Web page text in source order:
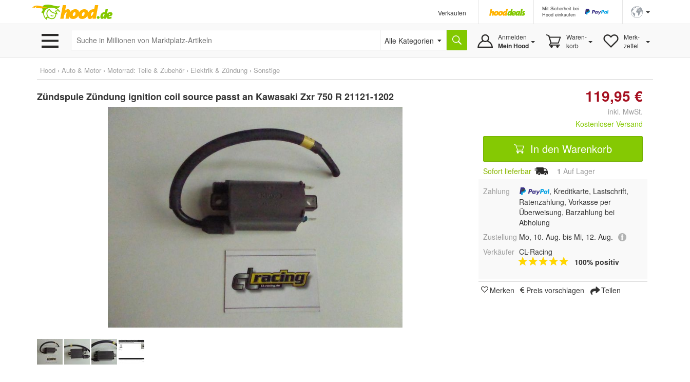
Verkaufen
Mit Sicherheit bei
Hood einkaufen
Alle Kategorien Anmelden
Mein Hood
Waren-
korb
Merk-
zettel
Hood › Auto & Motor › Motorrad: Teile & Zubehör › Elektrik & Zündung › Sonstige
Zündspule Zündung ignition coil source passt an Kawasaki Zxr 750 R 21121-1202 119,95 €
inkl. MwSt.
Kostenloser Versand
In den Warenkorb
Sofort lieferbar 1 Auf Lager
Zahlung
, Kreditkarte, Lastschrift,
Ratenzahlung, Vorkasse per
Überweisung, Barzahlung bei
Abholung
Zustellung Mo, 10. Aug. bis Mi, 12. Aug.
Verkäufer CL-Racing
100% positiv
Merken Preis vorschlagen Teilen